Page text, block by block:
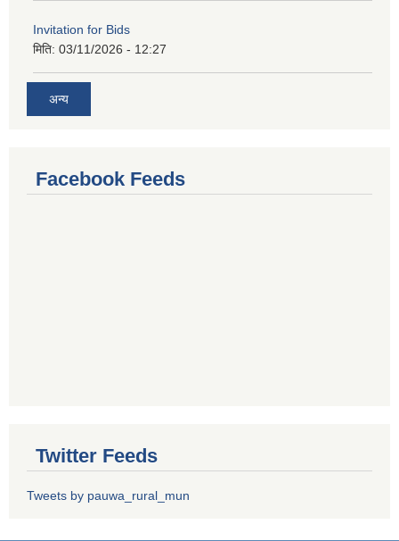
Invitation for Bids
मिति: 03/11/2026 - 12:27
अन्य
Facebook Feeds
Twitter Feeds
Tweets by pauwa_rural_mun